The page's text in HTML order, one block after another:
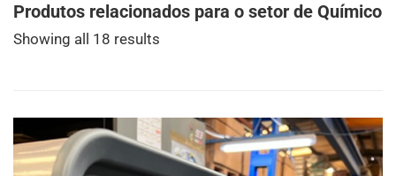
Produtos relacionados para o setor de Químico
Showing all 18 results